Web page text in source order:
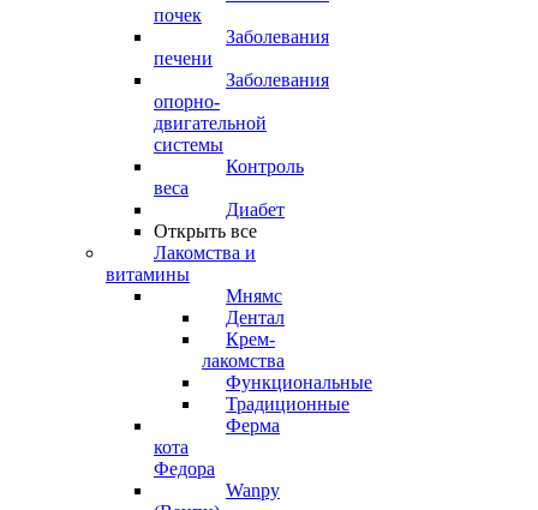
почек
Заболевания
печени
Заболевания
опорно-
двигательной
системы
Контроль
веса
Диабет
Открыть все
Лакомства и
витамины
Мнямс
Дентал
Крем-
лакомства
Функциональные
Традиционные
Ферма
кота
Федора
Wanpy